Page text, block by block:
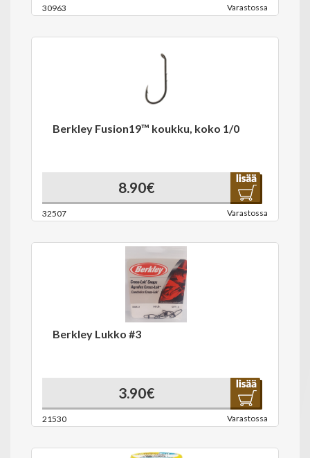
30963 Varastossa
Berkley Fusion19™ koukku, koko 1/0
8.90€
32507 Varastossa
Berkley Lukko #3
3.90€
21530 Varastossa